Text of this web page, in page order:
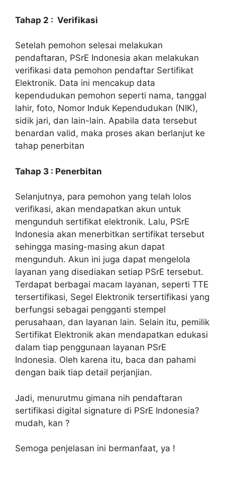
Tahap 2 : Verifikasi
Setelah pemohon selesai melakukan
pendaftaran, PSrE Indonesia akan melakukan
verifikasi data pemohon pendaftar Sertifikat
Elektronik. Data ini mencakup data
kependudukan pemohon seperti nama, tanggal
lahir, foto, Nomor Induk Kependudukan (NIK),
sidik jari, dan lain-lain. Apabila data tersebut
benardan valid, maka proses akan berlanjut ke
tahap penerbitan
Tahap 3 : Penerbitan
Selanjutnya, para pemohon yang telah lolos
verifikasi, akan mendapatkan akun untuk
mengunduh sertifikat elektronik. Lalu, PSrE
Indonesia akan menerbitkan sertifikat tersebut
sehingga masing-masing akun dapat
mengunduh. Akun ini juga dapat mengelola
layanan yang disediakan setiap PSrE tersebut.
Terdapat berbagai macam layanan, seperti TTE
tersertifikasi, Segel Elektronik tersertifikasi yang
berfungsi sebagai pengganti stempel
perusahaan, dan layanan lain. Selain itu, pemilik
Sertifikat Elektronik akan mendapatkan edukasi
dalam tiap penggunaan layanan PSrE
Indonesia. Oleh karena itu, baca dan pahami
dengan baik tiap detail perjanjian.
Jadi, menurutmu gimana nih pendaftaran
sertifikasi digital signature di PSrE Indonesia?
mudah, kan ?
Semoga penjelasan ini bermanfaat, ya !